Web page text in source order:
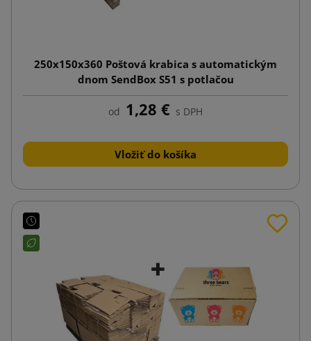
250x150x360 Poštová krabica s automatickým
dnom SendBox S51 s potlačou
od 1,28 € s DPH
Vložiť do košíka